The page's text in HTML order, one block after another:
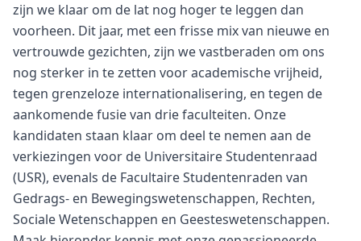
zijn we klaar om de lat nog hoger te leggen dan
voorheen. Dit jaar, met een frisse mix van nieuwe en
vertrouwde gezichten, zijn we vastberaden om ons
nog sterker in te zetten voor academische vrijheid,
tegen grenzeloze internationalisering, en tegen de
aankomende fusie van drie faculteiten. Onze
kandidaten staan klaar om deel te nemen aan de
verkiezingen voor de Universitaire Studentenraad
(USR), evenals de Facultaire Studentenraden van
Gedrags- en Bewegingswetenschappen, Rechten,
Sociale Wetenschappen en Geesteswetenschappen.